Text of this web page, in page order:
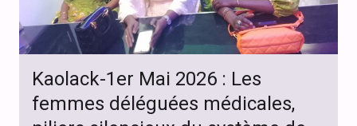
Kaolack-1er Mai 2026 : Les
femmes déléguées médicales,